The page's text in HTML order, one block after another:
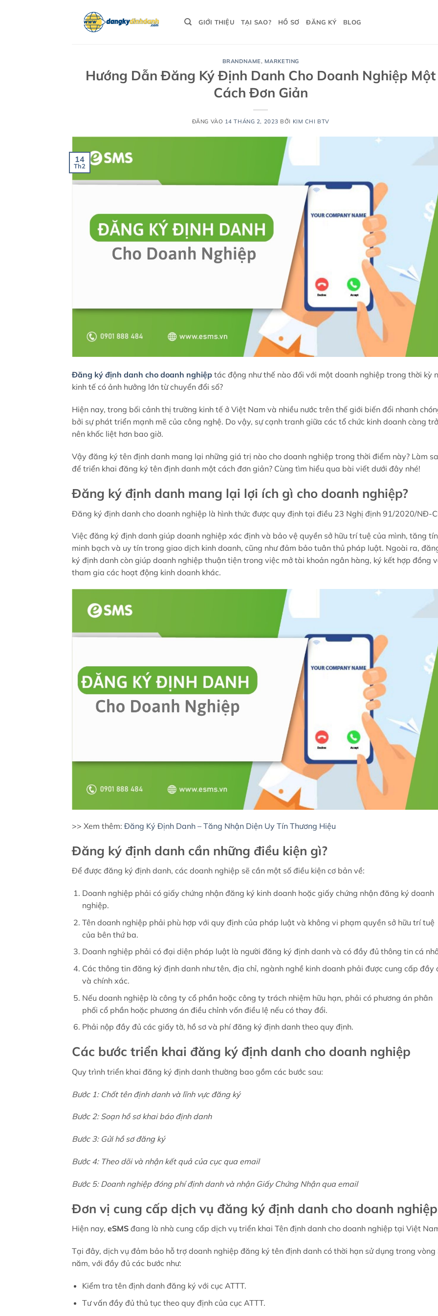
GIỚI THIỆU TẠI SAO? HỒ SƠ ĐĂNG KÝ BLOG
BRANDNAME, MARKETING
Hướng Dẫn Đăng Ký Định Danh Cho Doanh Nghiệp Một
Cách Đơn Giản
ĐĂNG VÀO 14 THÁNG 2, 2023 BỞI KIM CHI BTV
14
Th2
Đăng ký định danh cho doanh nghiệp tác động như thế nào đối với một doanh nghiệp trong thời kỳ
kinh tế có ảnh hưởng lớn từ chuyển đổi số?
Hiện nay, trong bối cảnh thị trường kinh tế ở Việt Nam và nhiều nước trên thế giới biến đổi nhanh
bởi sự phát triển mạnh mẽ của công nghệ. Do vậy, sự cạnh tranh giữa các tổ chức kinh doanh càng trở
nên khốc liệt hơn bao giờ.
Vậy đăng ký tên định danh mang lại những giá trị nào cho doanh nghiệp trong thời điểm này? Làm
để triển khai đăng ký tên định danh một cách đơn giản? Cùng tìm hiểu qua bài viết dưới đây nhé!
Đăng ký định danh mang lại lợi ích gì cho doanh nghiệp?
Đăng ký định danh cho doanh nghiệp là hình thức được quy định tại điều 23 Nghị định 91/2020/NĐ-
Việc đăng ký định danh giúp doanh nghiệp xác định và bảo vệ quyền sở hữu trí tuệ của mình, tăng
minh bạch và uy tín trong giao dịch kinh doanh, cũng như đảm bảo tuân thủ pháp luật. Ngoài ra,
ký định danh còn giúp doanh nghiệp thuận tiện trong việc mở tài khoản ngân hàng, ký kết hợp đồng
tham gia các hoạt động kinh doanh khác.
>> Xem thêm: Đăng Ký Định Danh – Tăng Nhận Diện Uy Tín Thương Hiệu
Đăng ký định danh cần những điều kiện gì?
Để được đăng ký định danh, các doanh nghiệp sẽ cần một số điều kiện cơ bản về:
Doanh nghiệp phải có giấy chứng nhận đăng ký kinh doanh hoặc giấy chứng nhận đăng ký doanh
nghiệp.
Tên doanh nghiệp phải phù hợp với quy định của pháp luật và không vi phạm quyền sở hữu trí tuệ
của bên thứ ba.
Doanh nghiệp phải có đại diện pháp luật là người đăng ký định danh và có đầy đủ thông tin cá
Các thông tin đăng ký định danh như tên, địa chỉ, ngành nghề kinh doanh phải được cung cấp đầy
và chính xác.
Nếu doanh nghiệp là công ty cổ phần hoặc công ty trách nhiệm hữu hạn, phải có phương án phân
phối cổ phần hoặc phương án điều chỉnh vốn điều lệ nếu có thay đổi.
Phải nộp đầy đủ các giấy tờ, hồ sơ và phí đăng ký định danh theo quy định.
Các bước triển khai đăng ký định danh cho doanh nghiệp
Quy trình triển khai đăng ký định danh thường bao gồm các bước sau:
Bước 1: Chốt tên định danh và lĩnh vực đăng ký
Bước 2: Soạn hồ sơ khai báo định danh
Bước 3: Gửi hồ sơ đăng ký
Bước 4: Theo dõi và nhận kết quả của cục qua email
Bước 5: Doanh nghiệp đóng phí định danh và nhận Giấy Chứng Nhận qua email
Đơn vị cung cấp dịch vụ đăng ký định danh cho doanh nghiệp
Hiện nay, eSMS đang là nhà cung cấp dịch vụ triển khai Tên định danh cho doanh nghiệp tại Việt
Tại đây, dịch vụ đảm bảo hỗ trợ doanh nghiệp đăng ký tên định danh có thời hạn sử dụng trong vòng
năm, với đầy đủ các bước như:
Kiểm tra tên định danh đăng ký với cục ATTT.
Tư vấn đầy đủ thủ tục theo quy định của cục ATTT.